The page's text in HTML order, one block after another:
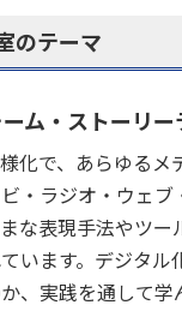
のテーマ
ム・ストーリ
化で、あらゆるメ
・ラジオ・ウェ
な表現手法やツー
います。デジタル
、実践を通して学